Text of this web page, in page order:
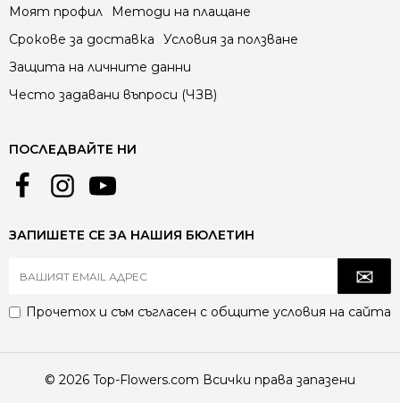
Моят профил
Методи на плащане
Срокове за доставка
Условия за ползване
Защита на личните данни
Често задавани въпроси (ЧЗВ)
ПОСЛЕДВАЙТЕ НИ
ЗАПИШЕТЕ СЕ ЗА НАШИЯ БЮЛЕТИН
Прочетох и съм съгласен с общите условия на сайта
© 2026 Top-Flowers.com Всички права запазени